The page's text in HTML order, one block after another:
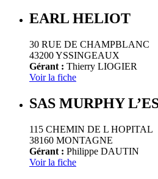
EARL HELIOT
30 RUE DE CHAMPBLANC
43200 YSSINGEAUX
Gérant : Thierry LIOGIER
Voir la fiche
SAS MURPHY
115 CHEMIN DE L HOPITAL
38160 MONTAGNE
Gérant : Philippe DAUTIN
Voir la fiche